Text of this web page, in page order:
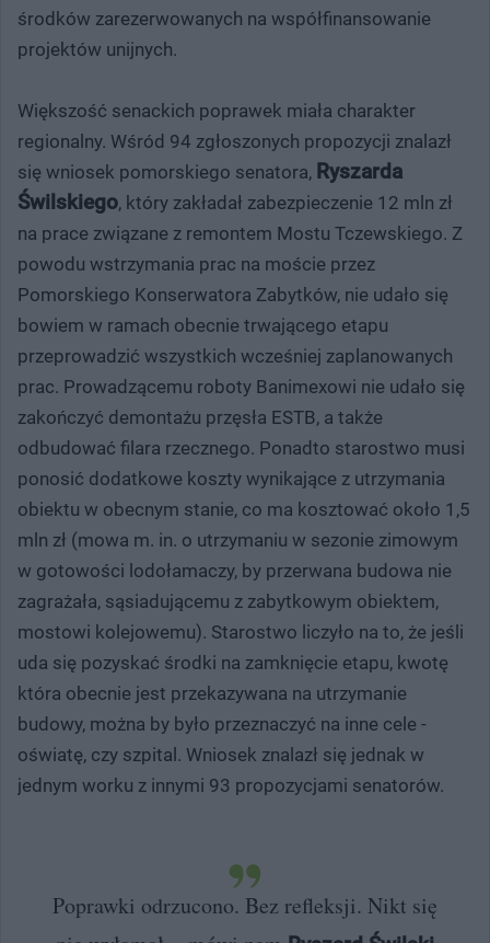
środków zarezerwowanych na współfinansowanie
projektów unijnych.
Większość senackich poprawek miała charakter
regionalny. Wśród 94 zgłoszonych propozycji znalazł
się wniosek pomorskiego senatora, Ryszarda
Świlskiego, który zakładał zabezpieczenie 12 mln zł
na prace związane z remontem Mostu Tczewskiego. Z
powodu wstrzymania prac na moście przez
Pomorskiego Konserwatora Zabytków, nie udało się
bowiem w ramach obecnie trwającego etapu
przeprowadzić wszystkich wcześniej zaplanowanych
prac. Prowadzącemu roboty Banimexowi nie udało się
zakończyć demontażu przęsła ESTB, a także
odbudować filara rzecznego. Ponadto starostwo musi
ponosić dodatkowe koszty wynikające z utrzymania
obiektu w obecnym stanie, co ma kosztować około 1,5
mln zł (mowa m. in. o utrzymaniu w sezonie zimowym
w gotowości lodołamaczy, by przerwana budowa nie
zagrażała, sąsiadującemu z zabytkowym obiektem,
mostowi kolejowemu). Starostwo liczyło na to, że jeśli
uda się pozyskać środki na zamknięcie etapu, kwotę
która obecnie jest przekazywana na utrzymanie
budowy, można by było przeznaczyć na inne cele -
oświatę, czy szpital. Wniosek znalazł się jednak w
jednym worku z innymi 93 propozycjami senatorów.
Poprawki odrzucono. Bez refleksji. Nikt się